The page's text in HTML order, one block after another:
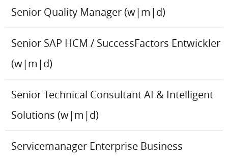
Senior Quality Manager (w|m|d)
Senior SAP HCM / SuccessFactors Entwickler
(w|m|d)
Senior Technical Consultant AI & Intelligent
Solutions (w|m|d)
Servicemanager Enterprise Business